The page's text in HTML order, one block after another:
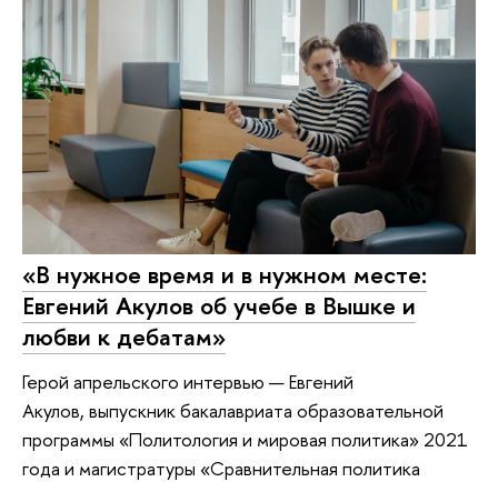
«В нужное время и в нужном месте:
Евгений Акулов об учебе в Вышке и
любви к дебатам»
Герой апрельского интервью — Евгений
Акулов, выпускник бакалавриата образовательной
программы «Политология и мировая политика» 2021
года и магистратуры «Сравнительная политика